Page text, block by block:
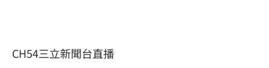
CH54三立新聞台直播